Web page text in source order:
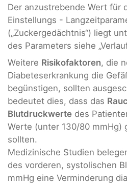
Der anzustrebende Wert für
Einstellungs -
(„Zuckergedächtnis“) liegt
des Parameters siehe
Weitere Risikofaktoren, die
Diabeteserkrankung die
begünstigen, sollten
bedeutet dies, dass das
Blutdruckwerte des
Werte (unter 130/80 mmHg)
sollten.
Medizinische Studien
des vorderen, systolischen
mmHg eine Verminderung